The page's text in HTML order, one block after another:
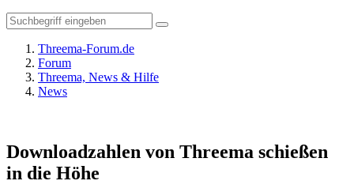
Threema-Forum.de
Forum
Threema, News & Hilfe
News
Downloadzahlen von Threema schießen
in die Höhe